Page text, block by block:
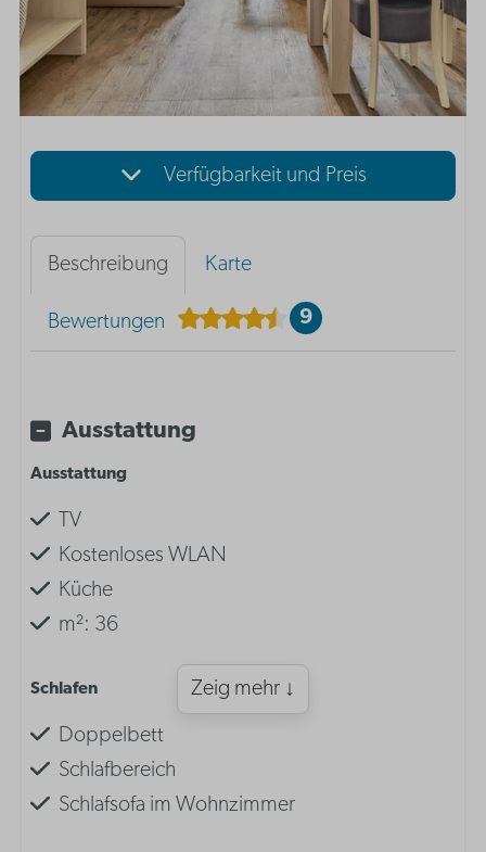
Verfügbarkeit und Preis
Beschreibung Karte
Bewertungen 9
Ausstattung
Ausstattung
TV
Kostenloses WLAN
Küche
m²: 36
Schlafen
Doppelbett
Schlafbereich
Schlafsofa im Wohnzimmer
Zeig mehr ↓